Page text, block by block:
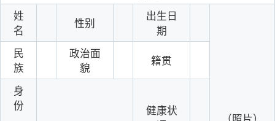
姓
名
性别
出生日
期
民
族
政治面
貌
籍贯
身
份
健康状